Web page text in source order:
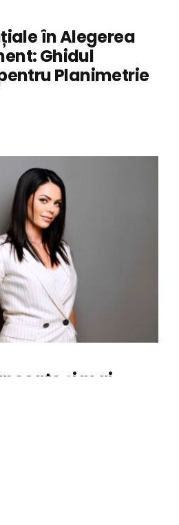
în Alegerea
Ghidul
Planimetrie
și mai